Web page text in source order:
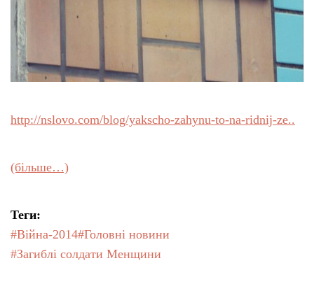
http://nslovo.com/blog/yakscho-zahynu-to-na-ridnij-ze..
(більше…)
Теги:
#Війна-2014#Головні новини
#Загиблі солдати Менщини